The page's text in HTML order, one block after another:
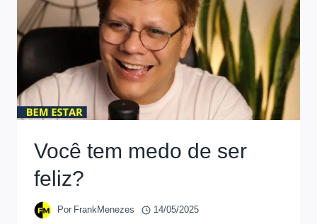
Você tem medo de ser
feliz?
Por FrankMenezes 14/05/2025